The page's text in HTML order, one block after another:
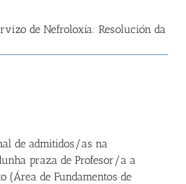
de Nefroloxía: Resolución da
de admitidos/as na
praza de Profesor/a a
(Área de Fundamentos de